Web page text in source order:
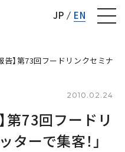
JP EN
告】第73回フードリンクセミナー
2010.02.24
第73回フードリ
ターで集客！」